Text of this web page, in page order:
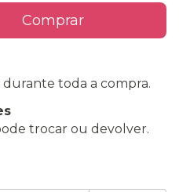
durante toda a compra.
trocar ou devolver.